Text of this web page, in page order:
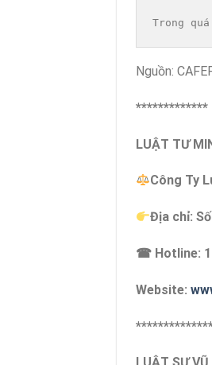
Trong
Nguồn:
*************
LUẬT TƯ
Công Ty
Địa chỉ:
☎ Hotline:
Website: